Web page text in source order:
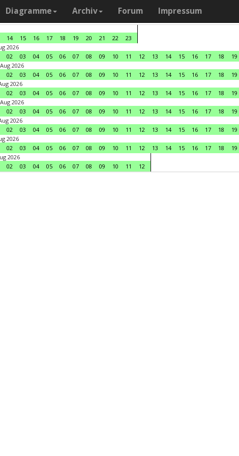
Diagramme Archiv Forum Impressum
14 15 16 17 18 19 20 21 22
23
2026
02 03 04 05 06 07 08 09 10 11 12 13 14 15 16 17 18 19
2026
02 03 04 05 06 07 08 09 10 11 12 13 14 15 16 17 18 19
2026
02 03 04 05 06 07 08 09 10 11 12 13 14 15 16 17 18 19
2026
02 03 04 05 06 07 08 09 10 11 12 13 14 15 16 17 18 19
2026
02 03 04 05 06 07 08 09 10 11 12 13 14 15 16 17 18 19
2026
02 03 04 05 06 07 08 09 10 11 12 13 14 15 16 17 18 19
2026
02 03 04 05 06 07 08 09 10 11 12